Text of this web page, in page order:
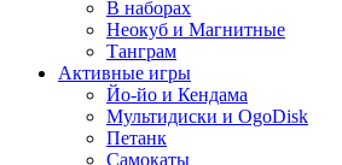
В наборах
Неокуб и Магнитные
Танграм
Активные игры
Йо-йо и Кендама
Мультидиски и OgoDisk
Петанк
Самокаты